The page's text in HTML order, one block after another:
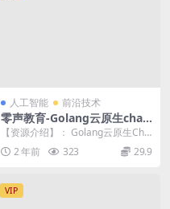
人工智能 前沿技术
零声教育-Golang云原生chat
GPT项目实战
【资源介绍】： Golang云原生Cha
tGPT项目实战是一门实战课程，该
课程从...
2 年前 323 29.9
VIP